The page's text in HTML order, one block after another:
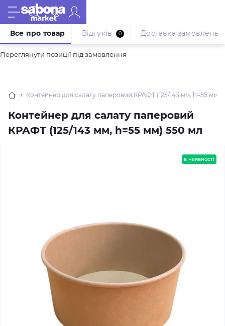
Переглянути позиції під замовлення
Контейнер для салату паперовий КРАФТ (125/143 мм, h=55 мм)
Контейнер для салату паперовий
КРАФТ (125/143 мм, h=55 мм) 550 мл
Все про товар Відгуків 0 Доставка замовлень
в наявності